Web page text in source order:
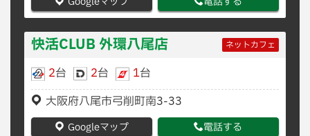
快活CLUB 外環八尾店 ネットカフェ
2台 2台 1台
大阪府八尾市弓削町南3-33
Googleマップ 電話する